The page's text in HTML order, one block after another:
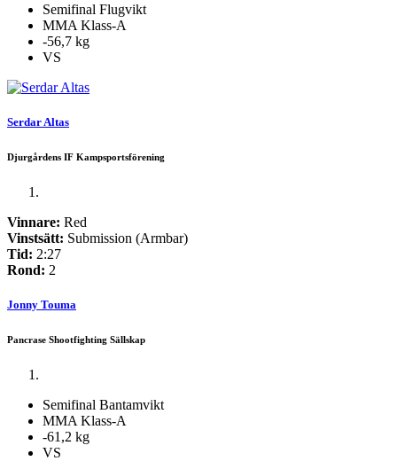
Semifinal Flugvikt
MMA Klass-A
-56,7 kg
VS
Serdar Altas
Djurgårdens IF Kampsportsförening
Vinnare: Red
Vinstsätt: Submission (Armbar)
Tid: 2:27
Rond: 2
Jonny Touma
Pancrase Shootfighting Sällskap
Semifinal Bantamvikt
MMA Klass-A
-61,2 kg
VS